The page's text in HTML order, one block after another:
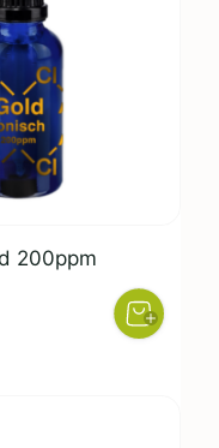
200ppm